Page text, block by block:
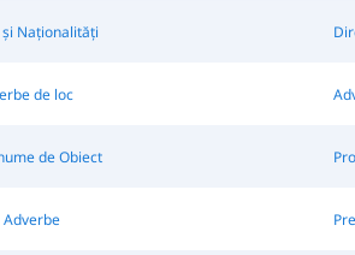
și Naționalități
de loc
de Obiect